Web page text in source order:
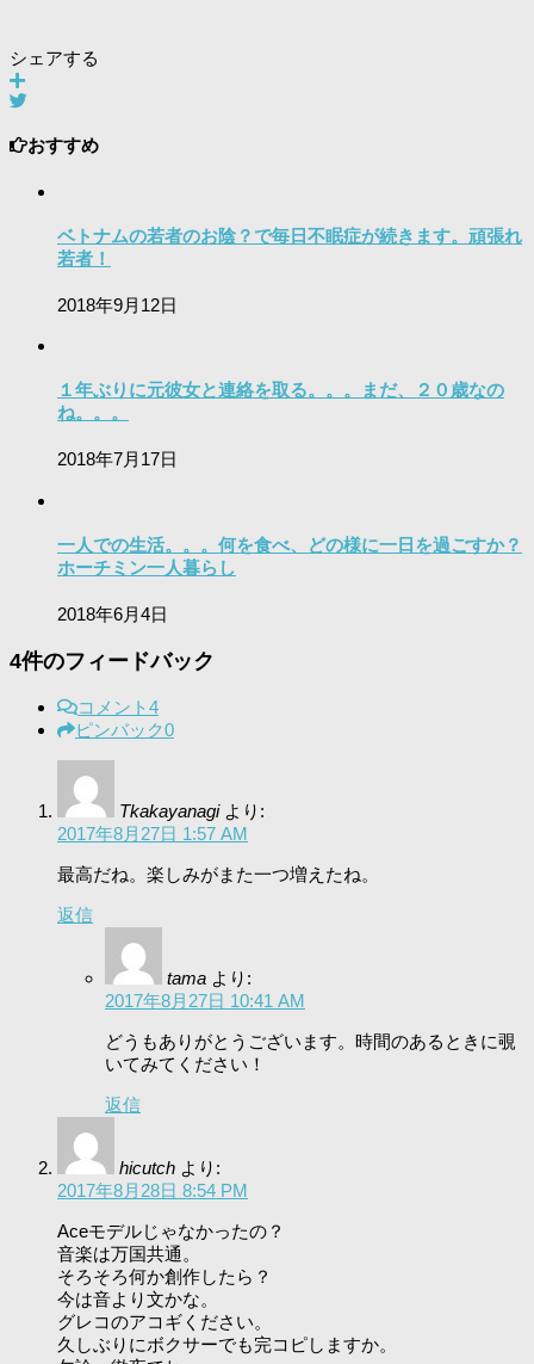
シェアする
おすすめ
ベトナムの若者のお陰？で毎日不眠症が続きます。頑張れ
若者！
2018年9月12日
１年ぶりに元彼女と連絡を取る。。。まだ、２０歳なの
ね。。。
2018年7月17日
一人での生活。。。何を食べ、どの様に一日を過ごすか？
ホーチミン一人暮らし
2018年6月4日
4件のフィードバック
コメント4
ピンバック0
Tkakayanagi より:
2017年8月27日 1:57 AM
最高だね。楽しみがまた一つ増えたね。
返信
tama より:
2017年8月27日 10:41 AM
どうもありがとうございます。時間のあるときに覗
いてみてください！
返信
hicutch より:
2017年8月28日 8:54 PM
Aceモデルじゃなかったの？
音楽は万国共通。
そろそろ何か創作したら？
今は音より文かな。
グレコのアコギください。
久しぶりにボクサーでも完コピしますか。